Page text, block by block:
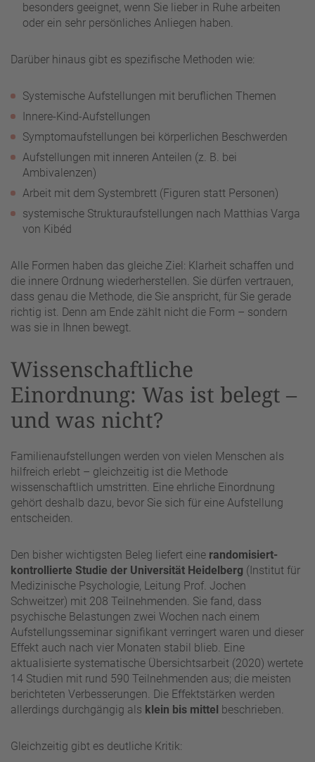
besonders geeignet, wenn Sie lieber in Ruhe arbeiten
oder ein sehr persönliches Anliegen haben.
Darüber hinaus gibt es spezifische Methoden wie:
Systemische Aufstellungen mit beruflichen Themen
Innere-Kind-Aufstellungen
Symptomaufstellungen bei körperlichen Beschwerden
Aufstellungen mit inneren Anteilen (z. B. bei
Ambivalenzen)
Arbeit mit dem Systembrett (Figuren statt Personen)
systemische Strukturaufstellungen nach Matthias Varga
von Kibéd
Alle Formen haben das gleiche Ziel: Klarheit schaffen und
die innere Ordnung wiederherstellen. Sie dürfen vertrauen,
dass genau die Methode, die Sie anspricht, für Sie gerade
richtig ist. Denn am Ende zählt nicht die Form – sondern
was sie in Ihnen bewegt.
Wissenschaftliche
Einordnung: Was ist belegt –
und was nicht?
Familienaufstellungen werden von vielen Menschen als
hilfreich erlebt – gleichzeitig ist die Methode
wissenschaftlich umstritten. Eine ehrliche Einordnung
gehört deshalb dazu, bevor Sie sich für eine Aufstellung
entscheiden.
Den bisher wichtigsten Beleg liefert eine randomisiert-
kontrollierte Studie der Universität Heidelberg (Institut für
Medizinische Psychologie, Leitung Prof. Jochen
Schweitzer) mit 208 Teilnehmenden. Sie fand, dass
psychische Belastungen zwei Wochen nach einem
Aufstellungsseminar signifikant verringert waren und dieser
Effekt auch nach vier Monaten stabil blieb. Eine
aktualisierte systematische Übersichtsarbeit (2020) wertete
14 Studien mit rund 590 Teilnehmenden aus; die meisten
berichteten Verbesserungen. Die Effektstärken werden
allerdings durchgängig als klein bis mittel beschrieben.
Gleichzeitig gibt es deutliche Kritik: